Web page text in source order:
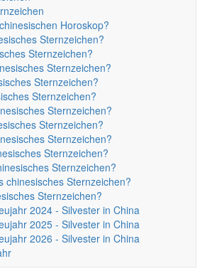
Horoskop?
Sternzeichen?
Sternzeichen?
Sternzeichen?
Sternzeichen?
Sternzeichen?
Sternzeichen?
Sternzeichen?
Sternzeichen?
Sternzeichen?
Sternzeichen?
chinesisches Sternzeichen?
Sternzeichen?
2024 - Silvester in China
2025 - Silvester in China
2026 - Silvester in China